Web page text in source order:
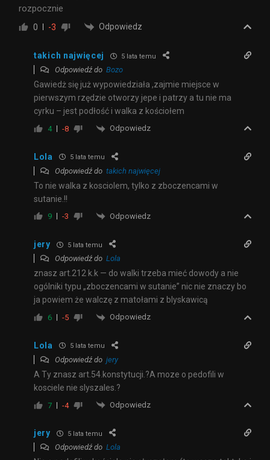
rozpocznie
0 -3 Odpowiedz
takich najwięcej 5 lata temu
Odpowiedź do Bozo
Gawiedż się już wypowiedziała ,zajmie miejsce w
pierwszym rzędzie otworzy jepe i patrzy a tu nie ma
cyrku – jest podłość i walka z kościołem
4 -8 Odpowiedz
Lola 5 lata temu
Odpowiedź do takich najwięcej
To nie walka z kosciolem, tylko z zboczencami w
sutanie.!!
9 -3 Odpowiedz
jery 5 lata temu
Odpowiedź do Lola
znasz art.212 k.k — do walki trzeba mieć dowody a nie
ogólniki typu „zboczencami w sutanie” nic nie znaczy bo
ja powiem że walczę z matołami z blyskawicą
6 -5 Odpowiedz
Lola 5 lata temu
Odpowiedź do jery
A Ty znasz art.54.konstytucji.?A moze o pedofili w
kosciele nie slyszales.?
7 -4 Odpowiedz
jery 5 lata temu
Odpowiedź do Lola